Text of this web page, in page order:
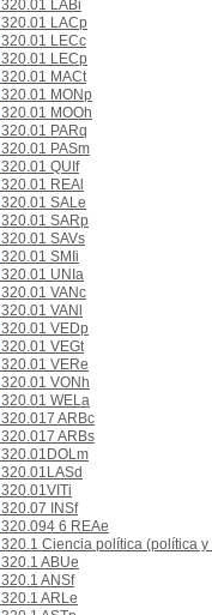
320.01 LABi
320.01 LACp
320.01 LECc
320.01 LECp
320.01 MACt
320.01 MONp
320.01 MOOh
320.01 PARq
320.01 PASm
320.01 QUIf
320.01 REAl
320.01 SALe
320.01 SARp
320.01 SAVs
320.01 SMIi
320.01 UNIa
320.01 VANc
320.01 VANl
320.01 VEDp
320.01 VEGt
320.01 VERe
320.01 VONh
320.01 WELa
320.017 ARBc
320.017 ARBs
320.01DOLm
320.01LASd
320.01VITi
320.07 INSf
320.094 6 REAe
320.1 Ciencia política (política
320.1 ABUe
320.1 ANSf
320.1 ARLe